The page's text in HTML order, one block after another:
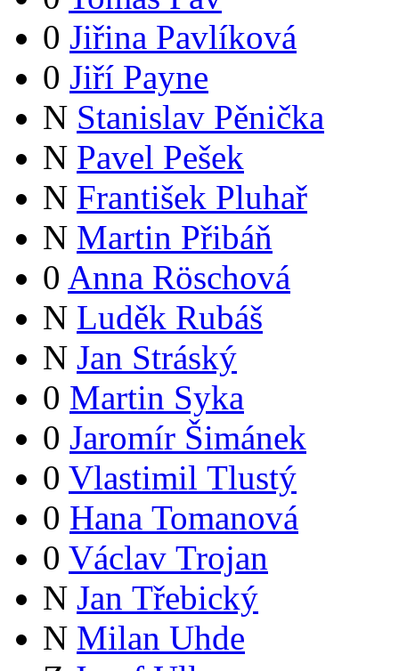
0 Jiřina Pavlíková
0 Jiří Payne
N Stanislav Pěnička
N Pavel Pešek
N František Pluhař
N Martin Přibáň
0 Anna Röschová
N Luděk Rubáš
N Jan Stráský
0 Martin Syka
0 Jaromír Šimánek
0 Vlastimil Tlustý
0 Hana Tomanová
0 Václav Trojan
N Jan Třebický
N Milan Uhde